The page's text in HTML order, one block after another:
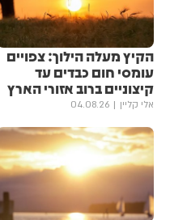
הקיץ מעלה הילוך: צפויים
עומסי חום כבדים עד
קיצוניים ברוב אזורי הארץ
אלי קליין 04.08.26